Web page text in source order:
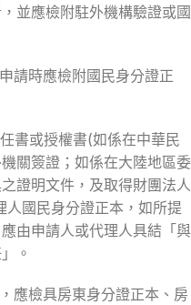
並應檢附駐外機構驗證或國
請時應檢附國民身分證正
書或授權書(如係在中華民
關簽證；如係在大陸地區委
證明文件，及取得財團法人
國民身分證正本，如所提
由申請人或代理人具結「與
。
應檢具房東身分證正本、房